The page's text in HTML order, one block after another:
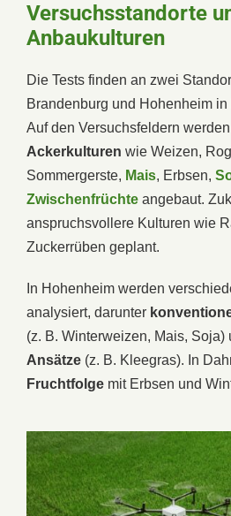
Versuchsstandorte
Anbaukulturen
Die Tests finden an zwei
Brandenburg und Hohenheim
Auf den Versuchsfeldern werden
Ackerkulturen wie Weizen,
Sommergerste, Mais, Erbsen,
Zwischenfrüchte angebaut.
anspruchsvollere Kulturen wie
Zuckerrüben geplant.
In Hohenheim werden
analysiert, darunter
(z. B. Winterweizen, Mais, Soja)
Ansätze (z. B. Kleegras). In
Fruchtfolge mit Erbsen und